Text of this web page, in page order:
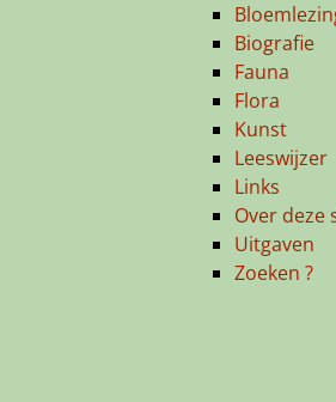
Biografie
Fauna
Flora
Kunst
Leeswijzer
Links
Over deze
Uitgaven
Zoeken ?